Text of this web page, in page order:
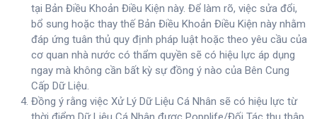
tại Bản Điều Khoản Điều Kiện này. Để làm rõ, việc sửa đổi,
bổ sung hoặc thay thế Bản Điều Khoản Điều Kiện này nhằm
đáp ứng tuân thủ quy định pháp luật hoặc theo yêu cầu của
cơ quan nhà nước có thẩm quyền sẽ có hiệu lực áp dụng
ngay mà không cần bất kỳ sự đồng ý nào của Bên Cung
Cấp Dữ Liệu.
Đồng ý rằng việc Xử Lý Dữ Liệu Cá Nhân sẽ có hiệu lực từ